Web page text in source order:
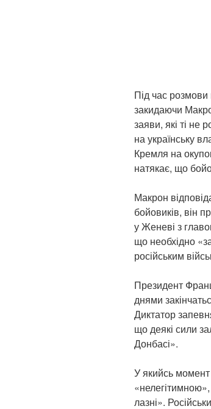
Під час розмови
закидаючи
заяви, які ті не
на українську
Кремля на
натякає, що
Макрон
бойовиків, він
у Женеві з
що необхідно
російським
Президент
днями
Диктатор
що деякі сили
Донбасі».
У якийсь
лазні».